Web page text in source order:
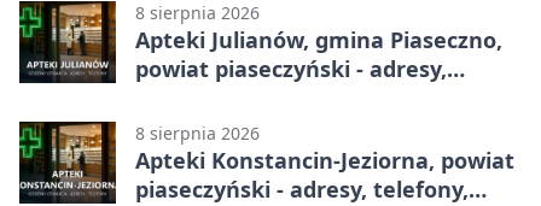
8 sierpnia 2026
Apteki Julianów, gmina Piaseczno,
powiat piaseczyński - adresy,
8 sierpnia 2026
Apteki Konstancin-Jeziorna, powiat
piaseczyński - adresy, telefony,